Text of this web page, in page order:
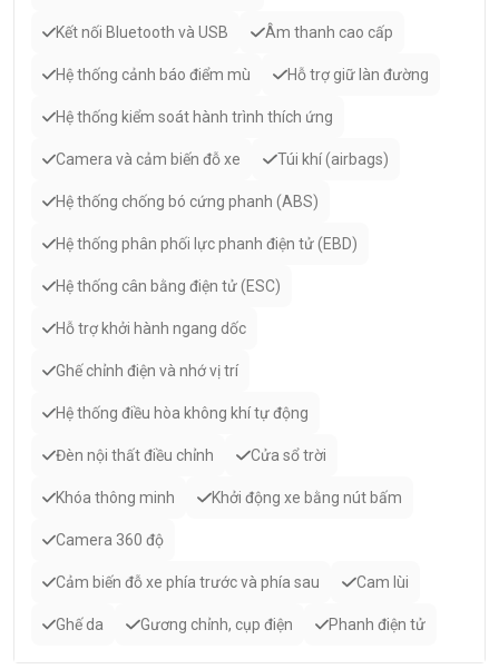
Kết nối Bluetooth và USB Âm thanh cao cấp
Hệ thống cảnh báo điểm mù Hỗ trợ giữ làn đường
Hệ thống kiểm soát hành trình thích ứng
Camera và cảm biến đỗ xe Túi khí (airbags)
Hệ thống chống bó cứng phanh (ABS)
Hệ thống phân phối lực phanh điện tử (EBD)
Hệ thống cân bằng điện tử (ESC)
Hỗ trợ khởi hành ngang dốc
Ghế chỉnh điện và nhớ vị trí
Hệ thống điều hòa không khí tự động
Đèn nội thất điều chỉnh Cửa sổ trời
Khóa thông minh Khởi động xe bằng nút bấm
Camera 360 độ
Cảm biến đỗ xe phía trước và phía sau Cam lùi
Ghế da Gương chỉnh, cụp điện Phanh điện tử